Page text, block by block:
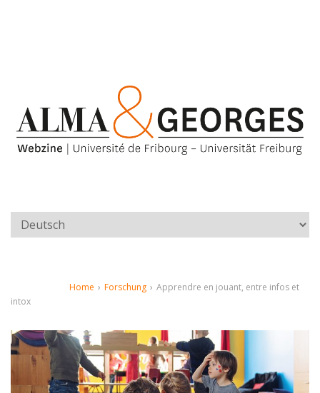
Home › Forschung › Apprendre en jouant, entre infos et
intox